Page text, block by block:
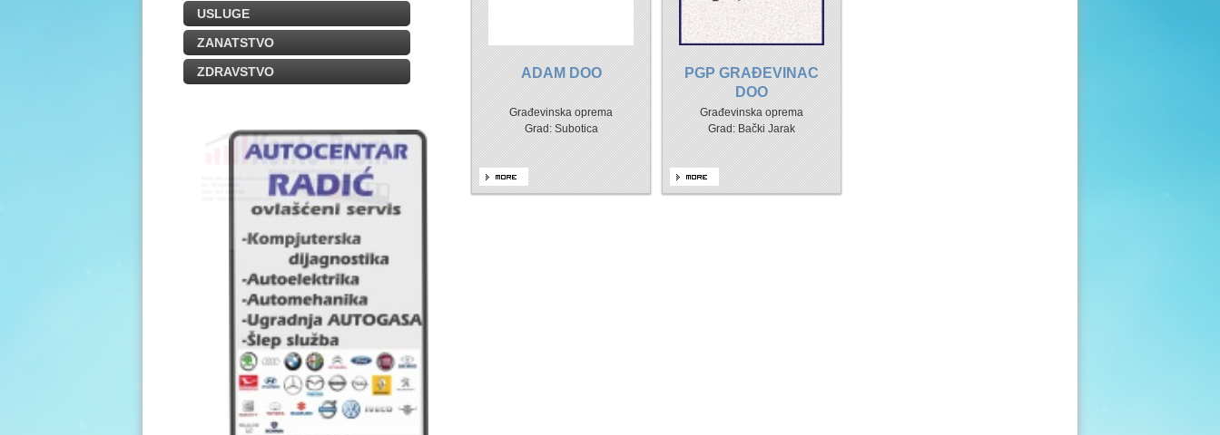
USLUGE
ZANATSTVO
ZDRAVSTVO
ADAM DOO
Građevinska oprema
Grad: Subotica
PGP GRAĐEVINAC
DOO
Građevinska oprema
Grad: Bački Jarak